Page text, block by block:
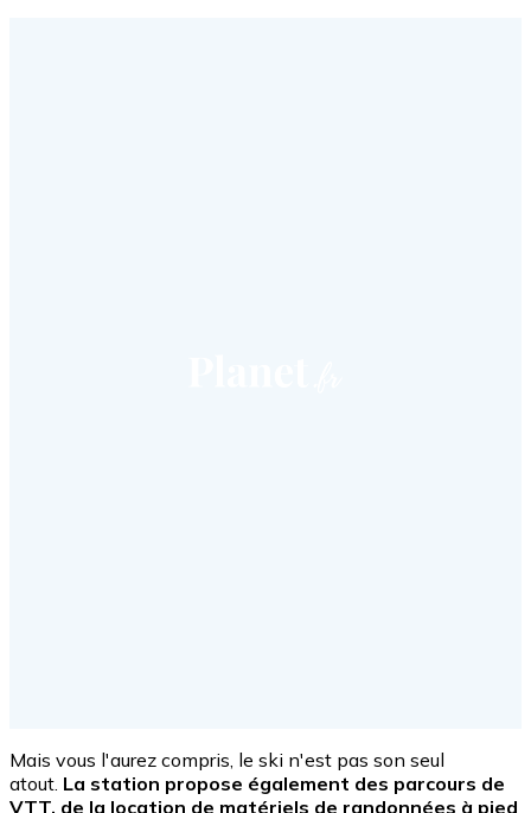
Mais vous l'aurez compris, le ski n'est pas son seul
atout. La station propose également des parcours de
VTT, de la location de matériels de randonnées à pied